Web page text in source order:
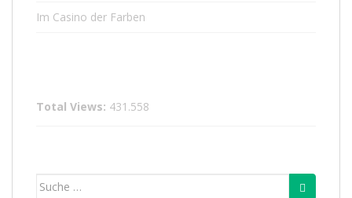
Im Casino der Farben
Total Views: 431.558
Suche